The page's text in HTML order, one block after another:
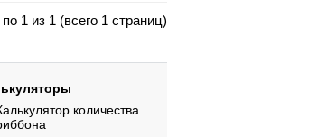
1 из 1 (всего 1 страниц)
количества